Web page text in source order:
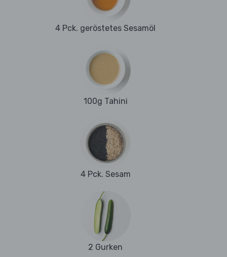
4 Pck. geröstetes Sesamöl
100g Tahini
4 Pck. Sesam
2 Gurken